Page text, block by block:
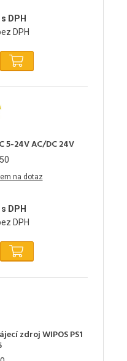
DPH
DPH
5-24V AC/DC 24V
na dotaz
DPH
DPH
zdroj WIPOS PS1